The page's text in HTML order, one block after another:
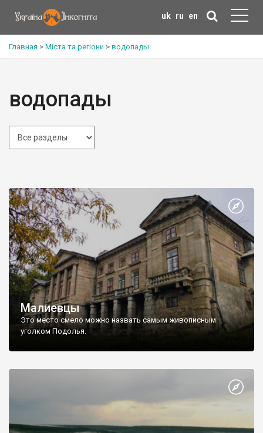
uk ru en
Главная > Міста та регіони > водопады
водопады
Малиевцы
Это место смело можно назвать самым живописным
уголком Подолья.